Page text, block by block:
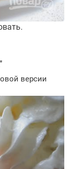
"
версии